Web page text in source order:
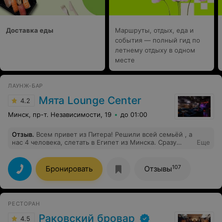
Доставка еды
Маршруты, отдых, еда и
события — полный гид по
летнему отдыху в одном
месте
ЛАУНЖ-БАР
4.2 Мята Lounge Center
Минск, пр-т. Независимости, 19 до 01:00
Отзыв. Всем привет из Питера! Решили всей семьёй , а
нас 4 человека, слетать в Египет из Минска. Сразу
в гостинице . Наняли гида Елену и решили пройтись по
Минску. Чистый , оккуратный город, но .. Решили
поесть и гид нас завела на улицу. Был вечер и были
толпы пьяных.. Компания с компанией выясняла
отношение прямо на входе одного из заведений. На
просто... Самое тусовочное место. Нормально так ,
лицо набьют .. хорошо потусили. Решили отклониться
Еще
Бронировать Отзывы107
РЕСТОРАН
4.5 Раковский бровар